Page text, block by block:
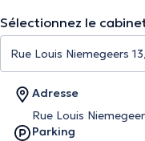
Sélectionnez le
Adresse
Rue Louis
Parking